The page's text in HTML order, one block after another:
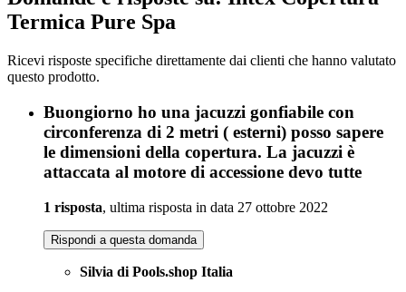
Termica Pure Spa
Ricevi risposte specifiche direttamente dai clienti che hanno valutato
questo prodotto.
Buongiorno ho una jacuzzi gonfiabile con
circonferenza di 2 metri ( esterni) posso sapere
le dimensioni della copertura. La jacuzzi è
attaccata al motore di accessione devo tutte
1 risposta, ultima risposta in data 27 ottobre 2022
Rispondi a questa domanda
Silvia di Pools.shop Italia